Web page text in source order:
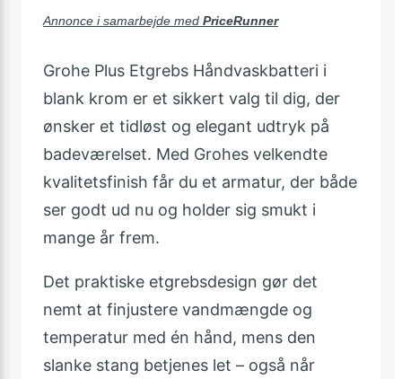
Annonce i samarbejde med PriceRunner
Grohe Plus Etgrebs Håndvaskbatteri i
blank krom er et sikkert valg til dig, der
ønsker et tidløst og elegant udtryk på
badeværelset. Med Grohes velkendte
kvalitetsfinish får du et armatur, der både
ser godt ud nu og holder sig smukt i
mange år frem.
Det praktiske etgrebsdesign gør det
nemt at finjustere vandmængde og
temperatur med én hånd, mens den
slanke stang betjenes let – også når